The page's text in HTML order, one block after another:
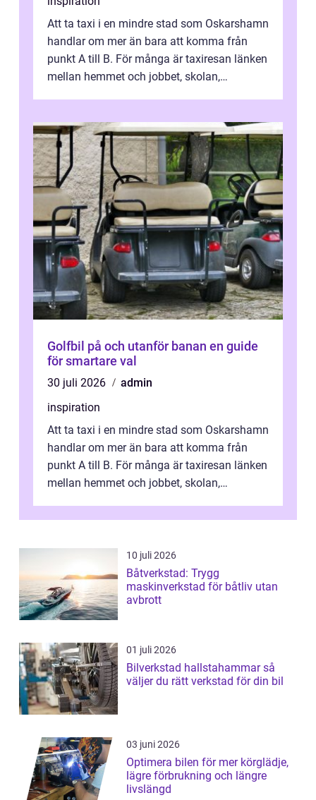
Att ta taxi i en mindre stad som Oskarshamn
handlar om mer än bara att komma från
punkt A till B. För många är taxiresan länken
mellan hemmet och jobbet, skolan,
Golfbil på och utanför banan en guide
för smartare val
30 juli 2026
admin
inspiration
Att ta taxi i en mindre stad som Oskarshamn
handlar om mer än bara att komma från
punkt A till B. För många är taxiresan länken
mellan hemmet och jobbet, skolan,
10 juli 2026
Båtverkstad: Trygg
maskinverkstad för båtliv utan
avbrott
01 juli 2026
Bilverkstad hallstahammar så
väljer du rätt verkstad för din bil
03 juni 2026
Optimera bilen för mer körglädje,
lägre förbrukning och längre
livslängd